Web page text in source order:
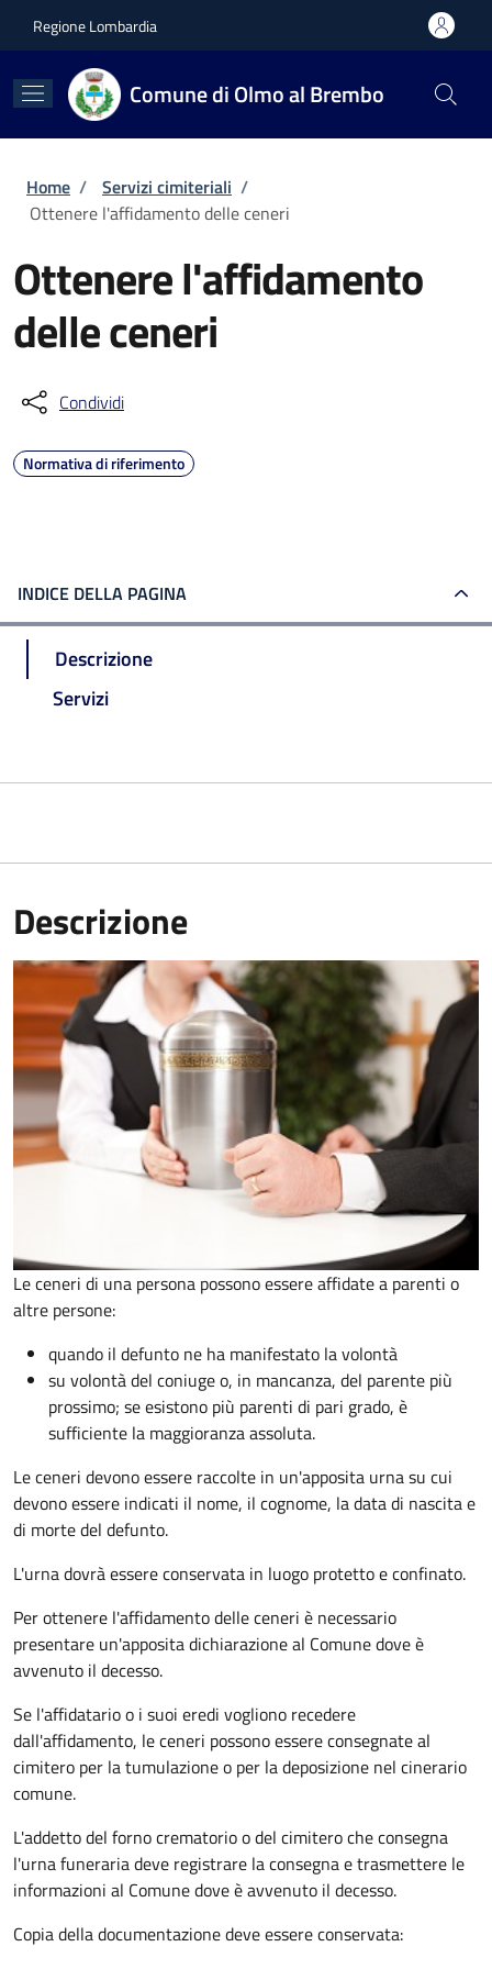
Regione Lombardia
Comune di Olmo al Brembo
Briciole di pane
Home / Servizi cimiteriali /
Ottenere l'affidamento delle ceneri
Ottenere l'affidamento
delle ceneri
Condividi
Normativa di riferimento
INDICE DELLA PAGINA
Descrizione
Servizi
Descrizione
Le ceneri di una persona possono essere affidate a parenti o
altre persone:
quando il defunto ne ha manifestato la volontà
su volontà del coniuge o, in mancanza, del parente più
prossimo; se esistono più parenti di pari grado, è
sufficiente la maggioranza assoluta.
Le ceneri devono essere raccolte in un'apposita urna su cui
devono essere indicati il nome, il cognome, la data di nascita e
di morte del defunto.
L'urna dovrà essere conservata in luogo protetto e confinato.
Per ottenere l'affidamento delle ceneri è necessario
presentare un'apposita dichiarazione al Comune dove è
avvenuto il decesso.
Se l'affidatario o i suoi eredi vogliono recedere
dall'affidamento, le ceneri possono essere consegnate al
cimitero per la tumulazione o per la deposizione nel cinerario
comune.
L'addetto del forno crematorio o del cimitero che consegna
l'urna funeraria deve registrare la consegna e trasmettere le
informazioni al Comune dove è avvenuto il decesso.
Copia della documentazione deve essere conservata: